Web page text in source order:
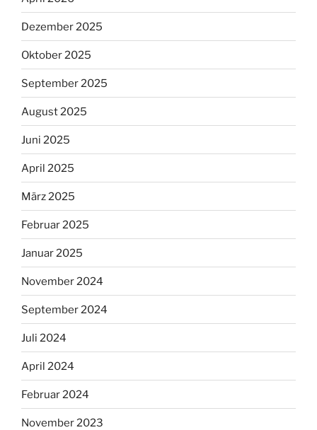
Dezember 2025
Oktober 2025
September 2025
August 2025
Juni 2025
April 2025
März 2025
Februar 2025
Januar 2025
November 2024
September 2024
Juli 2024
April 2024
Februar 2024
November 2023